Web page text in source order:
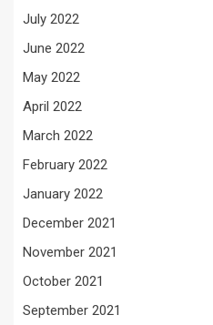
July 2022
June 2022
May 2022
April 2022
March 2022
February 2022
January 2022
December 2021
November 2021
October 2021
September 2021